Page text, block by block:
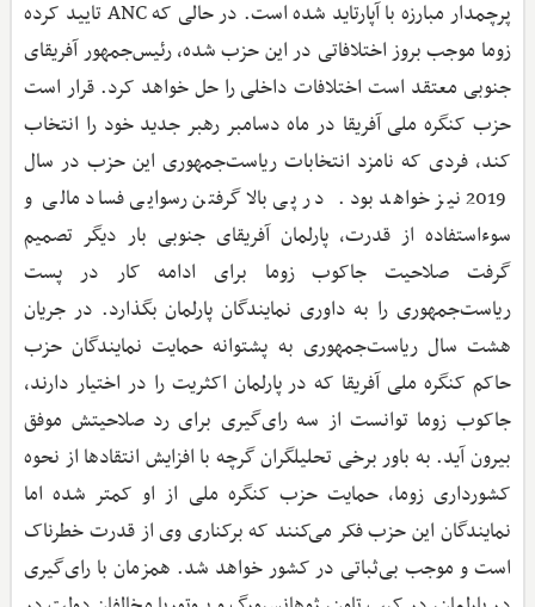
پرچمدار مبارزه با آپارتاید شده است. در حالی که ANC تایید کرده
زوما موجب بروز اختلافاتی در این حزب شده، رئیس‌جمهور آفریقای
جنوبی معتقد است اختلافات داخلی را حل خواهد کرد. قرار است
حزب کنگره ملی آفریقا در ماه دسامبر رهبر جدید خود را انتخاب
کند،‌ فردی که نامزد انتخابات ریاست‌جمهوری این حزب در سال
2019 نیز خواهد بود. در پی بالا گرفتن رسوایی فساد مالی و
سوء‌استفاده از قدرت، پارلمان آفریقای جنوبی بار دیگر تصمیم
گرفت صلاحیت جاکوب زوما برای ادامه کار در پست
ریاست‌جمهوری را به داوری نمایندگان پارلمان بگذارد. در جریان
هشت سال ریاست‌جمهوری به پشتوانه حمایت نمایندگان حزب
حاکم کنگره ملی آفریقا که در پارلمان اکثریت را در اختیار دارند،
جاکوب زوما توانست از سه رای‌گیری برای رد صلاحیتش موفق
بیرون آید. به باور برخی تحلیلگران گرچه با افزایش انتقادها از نحوه
کشورداری زوما، حمایت حزب کنگره ملی از او کمتر شده اما
نمایندگان این حزب فکر می‌کنند که برکناری وی از قدرت خطرناک
است و موجب بی‌ثباتی در کشور خواهد شد. همزمان با رای‌گیری